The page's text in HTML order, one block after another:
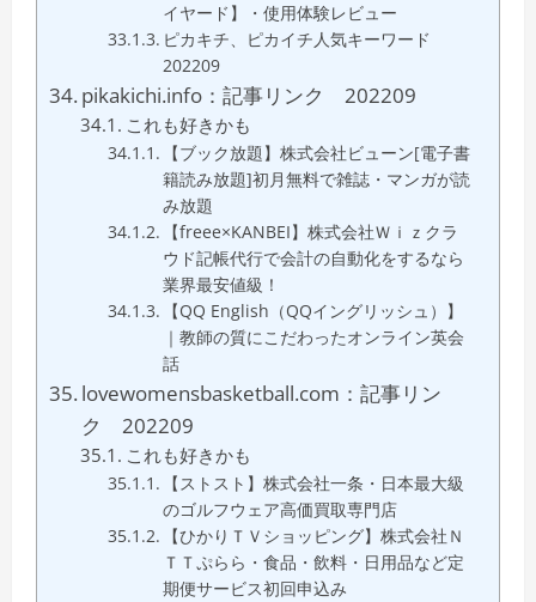
イヤード】・使用体験レビュー
ピカキチ、ピカイチ人気キーワード
202209
pikakichi.info：記事リンク 202209
これも好きかも
【ブック放題】株式会社ビューン[電子書
籍読み放題]初月無料で雑誌・マンガが読
み放題
【freee×KANBEI】株式会社Ｗｉｚクラ
ウド記帳代行で会計の自動化をするなら
業界最安値級！
【QQ English（QQイングリッシュ）】
｜教師の質にこだわったオンライン英会
話
lovewomensbasketball.com：記事リン
ク 202209
これも好きかも
【ストスト】株式会社一条・日本最大級
のゴルフウェア高価買取専門店
【ひかりＴＶショッピング】株式会社Ｎ
ＴＴぷらら・食品・飲料・日用品など定
期便サービス初回申込み